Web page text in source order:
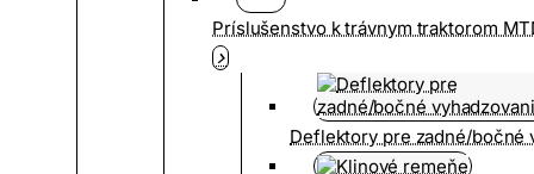
Príslušenstvo k trávnym traktorom
Deflektory pre zadné/bočné